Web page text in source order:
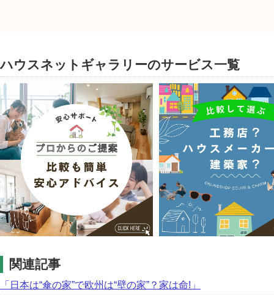
ハウスネットギャラリーのサービス一覧
関連記事
「日本は“傘の家”で欧州は“壁の家”？家は命!」